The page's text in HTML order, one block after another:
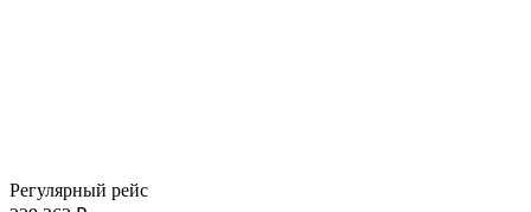
Регулярный рейс